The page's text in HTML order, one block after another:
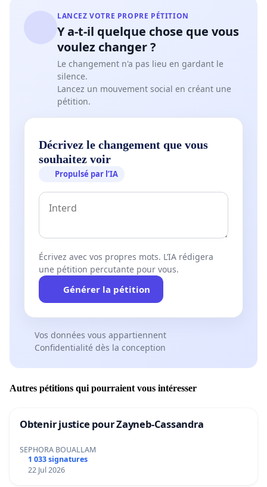
LANCEZ VOTRE PROPRE PÉTITION
Y a-t-il quelque chose que vous
voulez changer ?
Le changement n'a pas lieu en gardant le
silence.
Lancez un mouvement social en créant une
pétition.
Décrivez le changement que vous
souhaitez voir
Propulsé par l’IA
Écrivez avec vos propres mots. L’IA rédigera
une pétition percutante pour vous.
Générer la pétition
Vos données vous appartiennent
Confidentialité dès la conception
Autres pétitions qui pourraient vous intéresser
Obtenir justice pour Zayneb-Cassandra
SEPHORA BOUALLAM
1 033 signatures
22 Jul 2026